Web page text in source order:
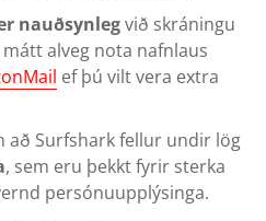
nauðsynlegvið skráningu
alveg nota nafnlaus
ef þú vilt vera extra
að Surfshark fellur undir lög
, sem eru þekkt fyrir sterka
persónuupplýsinga.